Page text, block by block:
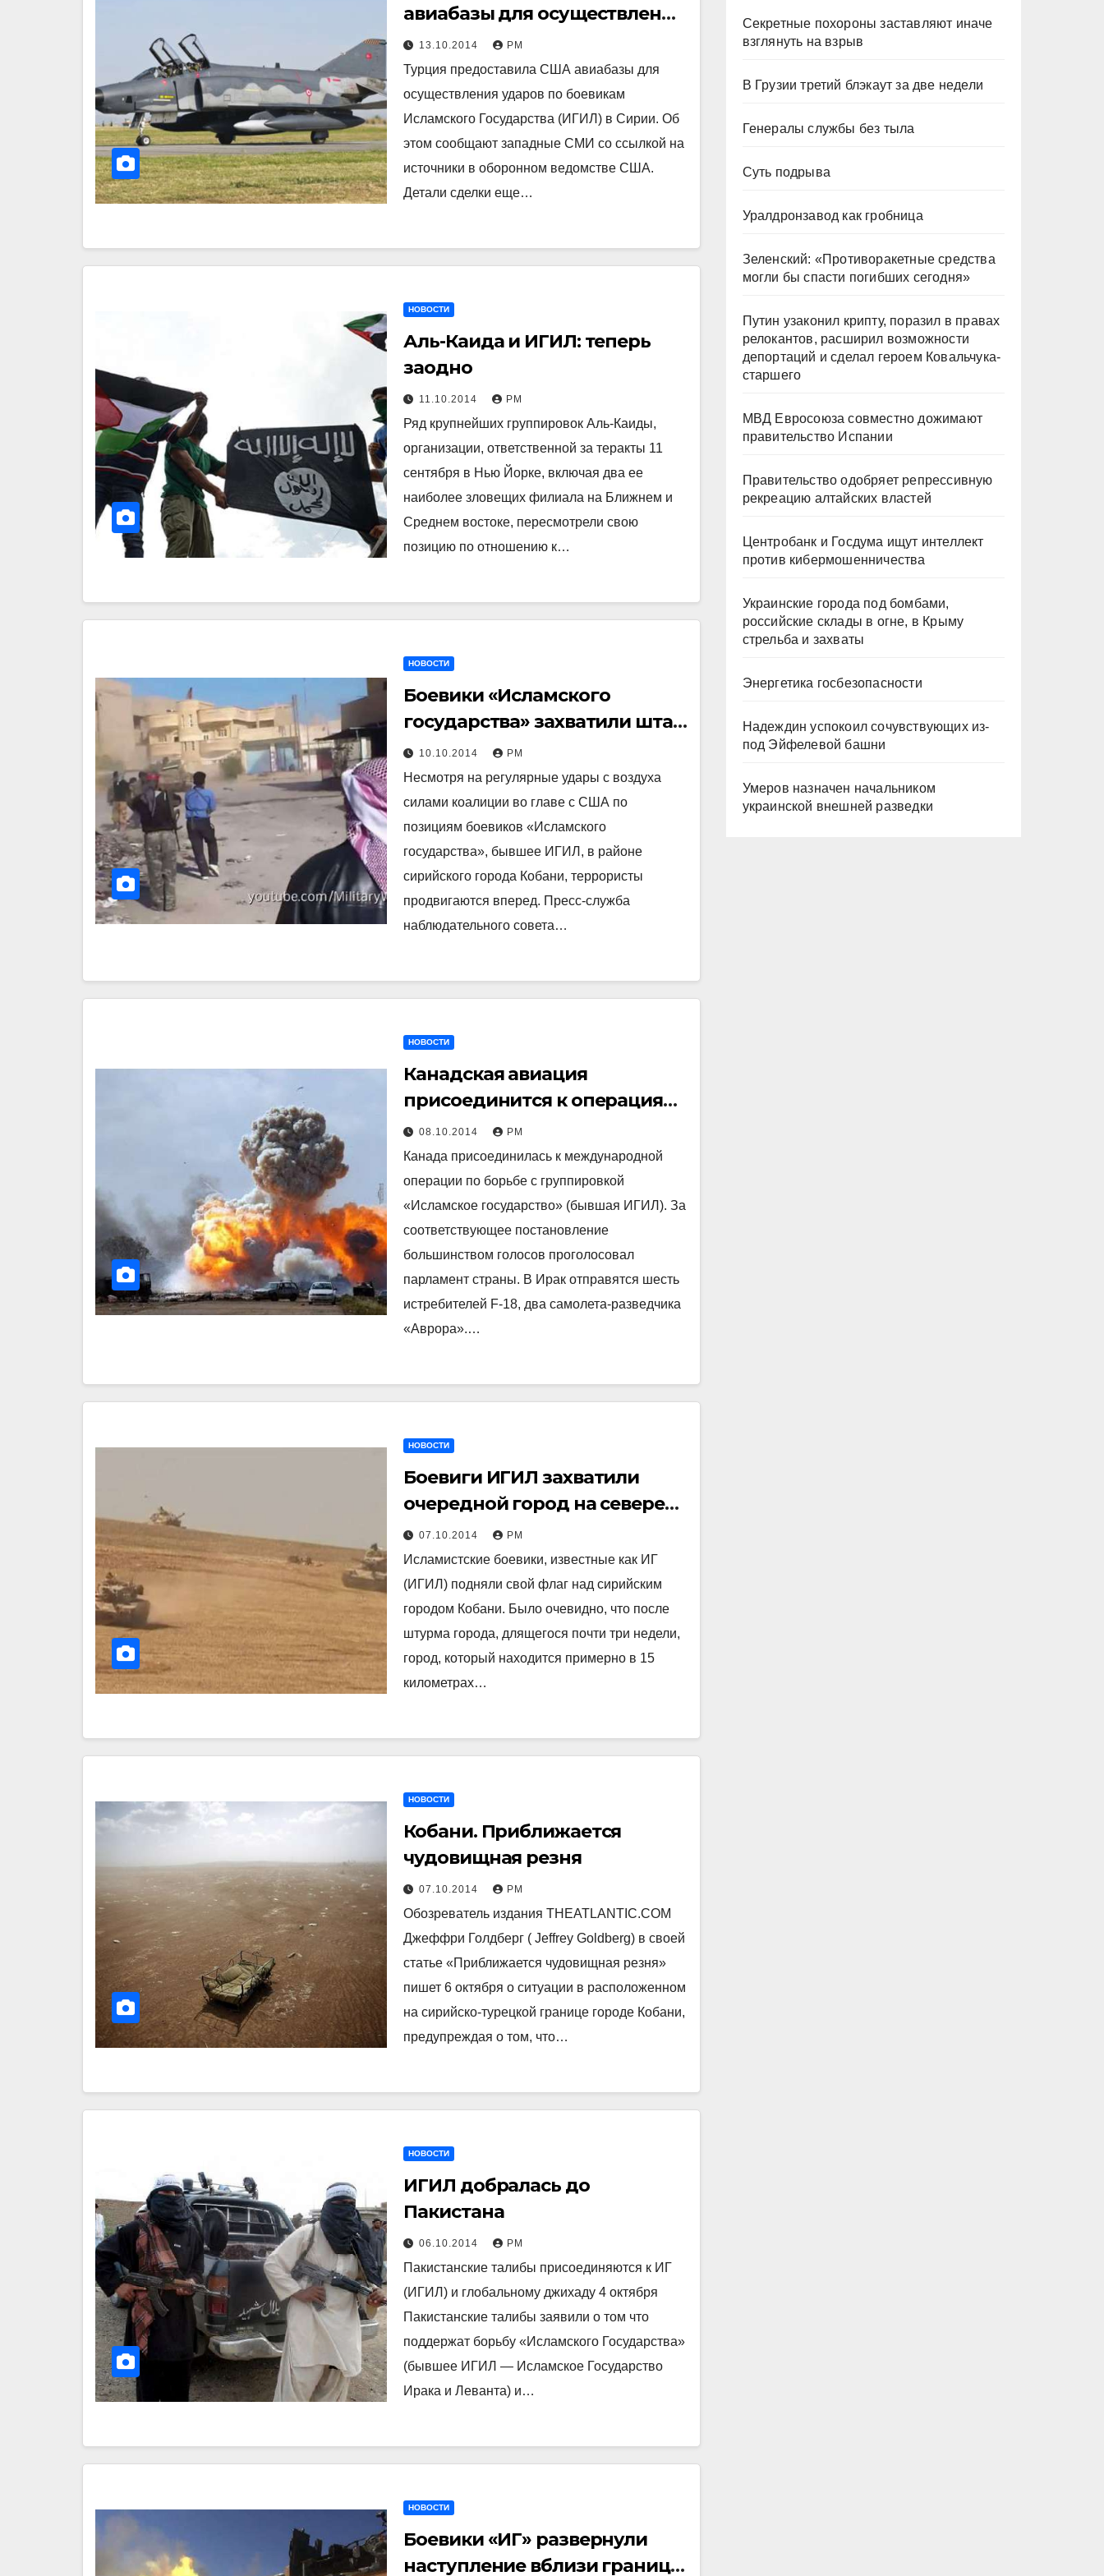
авиабазы ​​для осуществления
ударов по боевикам в Сирии
13.10.2014 РМ
Турция предоставила США авиабазы ​​для
осуществления ударов по боевикам
Исламского Государства (ИГИЛ) в Сирии. Об
этом сообщают западные СМИ со ссылкой на
источники в оборонном ведомстве США.
Детали сделки еще…
НОВОСТИ
Аль-Каида и ИГИЛ: теперь
заодно
11.10.2014 РМ
Ряд крупнейших группировок Аль-Каиды,
организации, ответственной за теракты 11
сентября в Нью Йорке, включая два ее
наиболее зловещих филиала на Ближнем и
Среднем востоке, пересмотрели свою
позицию по отношению к…
НОВОСТИ
Боевики «Исламского
государства» захватили штаб
курдов в Кобани и угрожают
войной России
10.10.2014 РМ
Несмотря на регулярные удары с воздуха
силами коалиции во главе с США по
позициям боевиков «Исламского
государства», бывшее ИГИЛ, в районе
сирийского города Кобани, террористы
продвигаются вперед. Пресс-служба
наблюдательного совета…
НОВОСТИ
Канадская авиация
присоединится к операциям
против ИГ (Исламского
государства)
08.10.2014 РМ
Канада присоединилась к международной
операции по борьбе с группировкой
«Исламское государство» (бывшая ИГИЛ). За
соответствующее постановление
большинством голосов проголосовал
парламент страны. В Ирак отправятся шесть
истребителей F-18, два самолета-разведчика
«Аврора».…
НОВОСТИ
Боевиги ИГИЛ захватили
очередной город на севере
Ирака. Наблюдатели
опасаются резни
07.10.2014 РМ
Исламистские боевики, известные как ИГ
(ИГИЛ) подняли свой ​​флаг над сирийским
городом Кобани. Было очевидно, что после
штурма города, длящегося почти три недели,
город, который находится примерно в 15
километрах…
НОВОСТИ
Кобани. Приближается
чудовищная резня
07.10.2014 РМ
Обозреватель издания THEATLANTIC.COM
Джеффри Голдберг ( Jeffrey Goldberg) в своей
статье «Приближается чудовищная резня»
пишет 6 октября о ситуации в расположенном
на сирийско-турецкой границе городе Кобани,
предупреждая о том, что…
НОВОСТИ
ИГИЛ добралась до
Пакистана
06.10.2014 РМ
Пакистанские талибы присоединяются к ИГ
(ИГИЛ) и глобальному джихаду 4 октября
Пакистанские талибы заявили о том что
поддержат борьбу «Исламского Государства»
(бывшее ИГИЛ — Исламское Государство
Ирака и Леванта) и…
НОВОСТИ
Боевики «ИГ» развернули
наступление вблизи границы
Секретные похороны заставляют иначе
взглянуть на взрыв
В Грузии третий блэкаут за две недели
Генералы службы без тыла
Суть подрыва
Уралдронзавод как гробница
Зеленский: «Противоракетные средства
могли бы спасти погибших сегодня»
Путин узаконил крипту, поразил в правах
релокантов, расширил возможности
депортаций и сделал героем Ковальчука-
старшего
МВД Евросоюза совместно дожимают
правительство Испании
Правительство одобряет репрессивную
рекреацию алтайских властей
Центробанк и Госдума ищут интеллект
против кибермошенничества
Украинские города под бомбами,
российские склады в огне, в Крыму
стрельба и захваты
Энергетика госбезопасности
Надеждин успокоил сочувствующих из-
под Эйфелевой башни
Умеров назначен начальником
украинской внешней разведки